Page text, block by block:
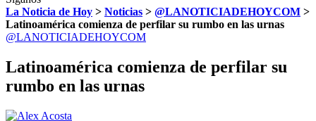
La Noticia de Hoy > Noticias > @LANOTICIADEHOYCOM >
Latinoamérica comienza de perfilar su rumbo en las urnas
@LANOTICIADEHOYCOM
Latinoamérica comienza de perfilar su
rumbo en las urnas